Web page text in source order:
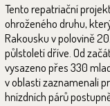
Tento repatriační
ohroženého druhu,
Rakousku v polovině
půlstoletí dříve. Od
vysazeno přes 330
v oblasti zaznamenali
hnízdních párů